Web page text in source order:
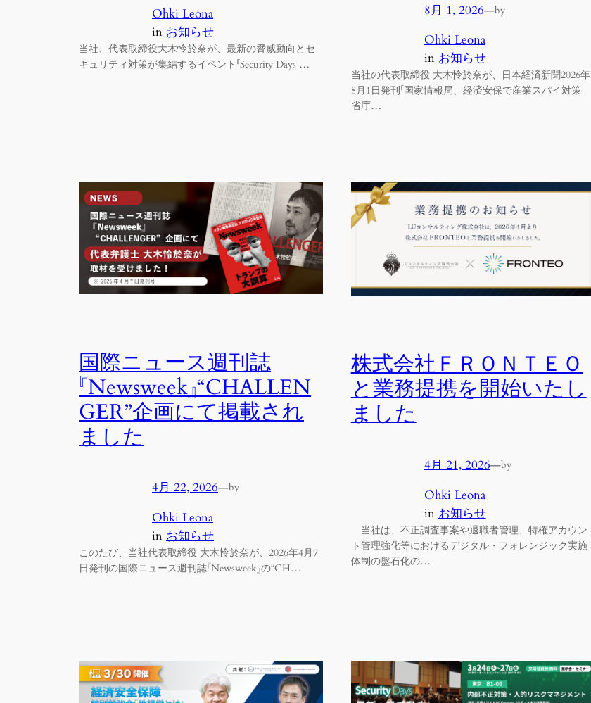
Ohki Leona
in お知らせ
当社、代表取締役大木怜於奈が、最新の脅威動向とセ
キュリティ対策が集結するイベント「Security Days …
8月 1, 2026—by
Ohki Leona
in お知らせ
当社の代表取締役 大木怜於奈が、日本経済新聞2026年
8月1日発刊「国家情報局、経済安保で産業スパイ対策
省庁…
国際ニュース週刊誌
『Newsweek』“CHALLEN
GER”企画にて掲載され
ました
4月 22, 2026—by
Ohki Leona
in お知らせ
このたび、当社代表取締役 大木怜於奈が、2026年4月7
日発刊の国際ニュース週刊誌『Newsweek』の“CH…
株式会社ＦＲＯＮＴＥＯ
と業務提携を開始いたし
ました
4月 21, 2026—by
Ohki Leona
in お知らせ
当社は、不正調査事案や退職者管理、特権アカウン
ト管理強化等におけるデジタル・フォレンジック実施
体制の盤石化の…